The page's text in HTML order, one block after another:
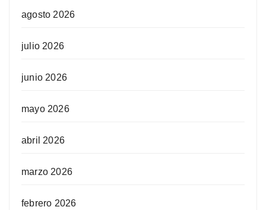
agosto 2026
julio 2026
junio 2026
mayo 2026
abril 2026
marzo 2026
febrero 2026